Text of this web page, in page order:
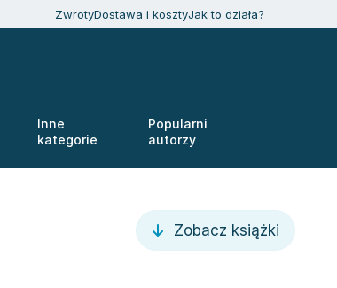
ZwrotyDostawa i kosztyJak to działa?
Inne
kategorie
Popularni
autorzy
Zobacz książki